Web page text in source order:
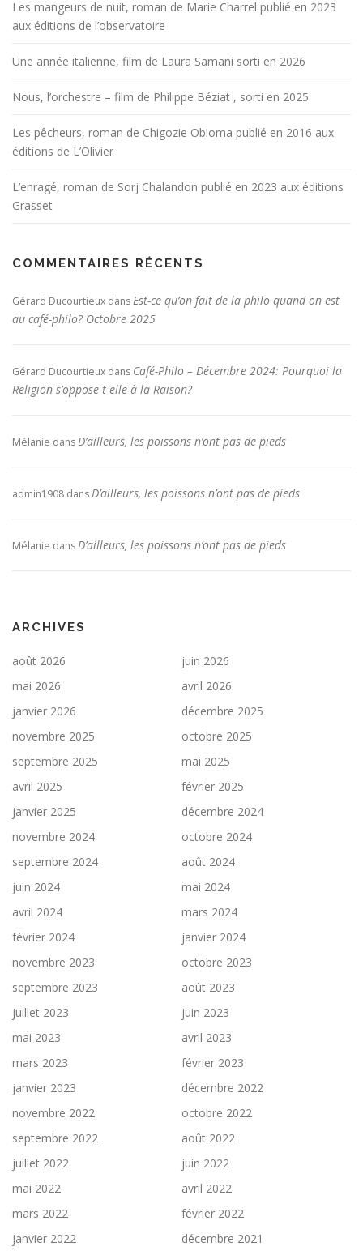
Les mangeurs de nuit, roman de Marie Charrel publié en 2023
aux éditions de l’observatoire
Une année italienne, film de Laura Samani sorti en 2026
Nous, l’orchestre – film de Philippe Béziat , sorti en 2025
Les pêcheurs, roman de Chigozie Obioma publié en 2016 aux
éditions de L’Olivier
L’enragé, roman de Sorj Chalandon publié en 2023 aux éditions
Grasset
COMMENTAIRES RÉCENTS
Gérard Ducourtieux dansEst-ce qu’on fait de la philo quand on est
au café-philo? Octobre 2025
Gérard Ducourtieux dans Café-Philo – Décembre 2024: Pourquoi la
Religion s’oppose-t-elle à la Raison?
Mélanie dansD’ailleurs, les poissons n’ont pas de pieds
admin1908 dansD’ailleurs, les poissons n’ont pas de pieds
Mélanie dansD’ailleurs, les poissons n’ont pas de pieds
ARCHIVES
août 2026
juin 2026
mai 2026
avril 2026
janvier 2026
décembre 2025
novembre 2025
octobre 2025
septembre 2025
mai 2025
avril 2025
février 2025
janvier 2025
décembre 2024
novembre 2024
octobre 2024
septembre 2024
août 2024
juin 2024
mai 2024
avril 2024
mars 2024
février 2024
janvier 2024
novembre 2023
octobre 2023
septembre 2023
août 2023
juillet 2023
juin 2023
mai 2023
avril 2023
mars 2023
février 2023
janvier 2023
décembre 2022
novembre 2022
octobre 2022
septembre 2022
août 2022
juillet 2022
juin 2022
mai 2022
avril 2022
mars 2022
février 2022
janvier 2022
décembre 2021